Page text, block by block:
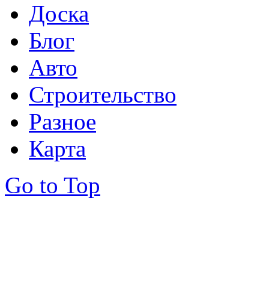
Доска
Блог
Авто
Строительство
Разное
Карта
Go to Top